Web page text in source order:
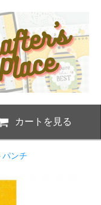
カートを見る
パンチ